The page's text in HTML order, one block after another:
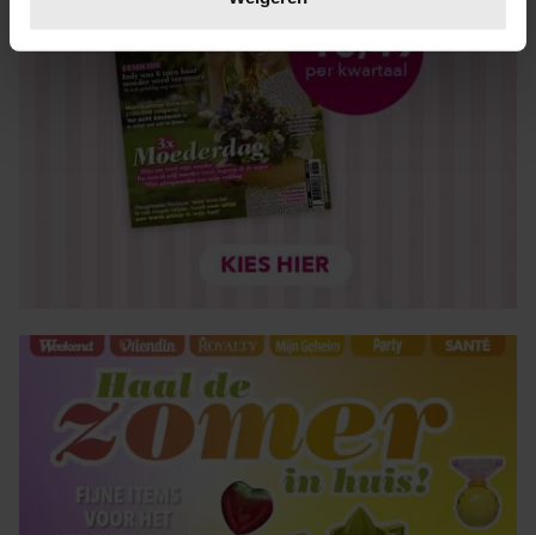
intrekken in de Cookieverklaring.
We gebruiken cookies om content en advertenties te
personaliseren, om functies voor social media te bieden
en om ons websiteverkeer te analyseren. Ook delen we
informatie over uw gebruik van onze site met onze
partners voor social media, adverteren en analyse. Deze
informatie die u aan ze heeft verstrekt of die ze hebben
gaat akkoord met onze cookies als u onze website blijft